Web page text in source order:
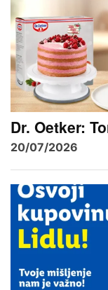
Dr. Oetker:
20/07/2026